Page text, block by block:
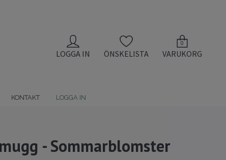
LOGGA IN ÖNSKELISTA
0
VARUKORG
KONTAKT LOGGA IN
- Sommarblomster